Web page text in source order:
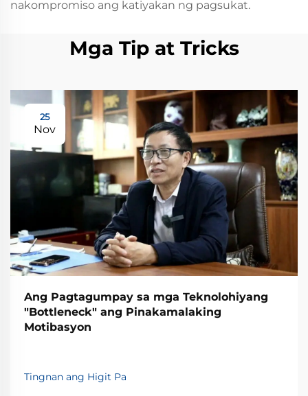
nakompromiso ang katiyakan ng pagsukat.
Mga Tip at Tricks
25
Nov
Ang Pagtagumpay sa mga Teknolohiyang
"Bottleneck" ang Pinakamalaking
Motibasyon
Tingnan ang Higit Pa